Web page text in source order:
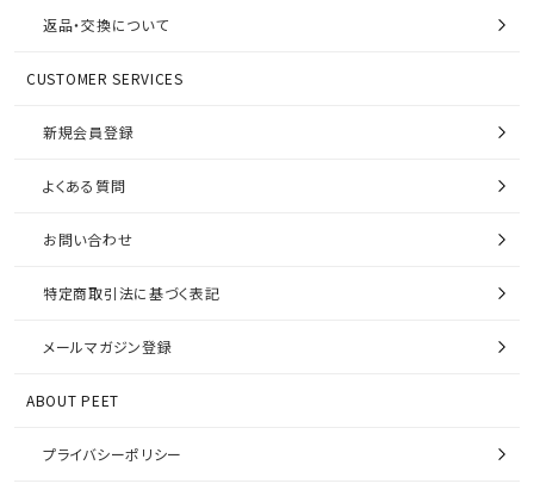
返品・交換について
CUSTOMER SERVICES
新規会員登録
よくある質問
お問い合わせ
特定商取引法に基づく表記
メールマガジン登録
ABOUT PEET
プライバシーポリシー